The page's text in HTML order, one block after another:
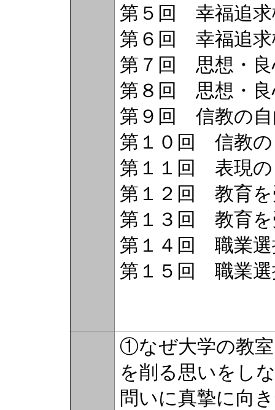
第５回 幸福追
第６回 幸福追
第７回 思想・
第８回 思想・
第９回 信教の
第１０回 信教の
第１１回 表現の
第１２回 教育
第１３回 教育
第１４回 職業
第１５回 職業
①なぜ大学の教
を削る思いをし
問いに真摯に向